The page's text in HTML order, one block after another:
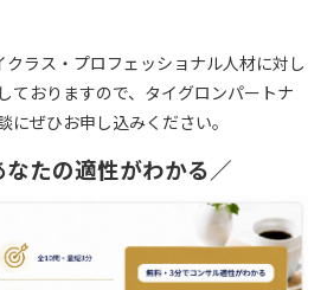
ラス・プロフェッショナル人材に対し
ておりますので、タイグロンパートナ
にぜひお申し込みください。
たの適性がわかる／